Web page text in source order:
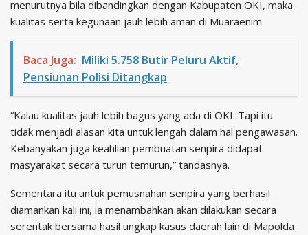
menurutnya bila dibandingkan dengan Kabupaten OKI, maka
kualitas serta kegunaan jauh lebih aman di Muaraenim.
Baca Juga: Miliki 5.758 Butir Peluru Aktif,
Pensiunan Polisi Ditangkap
“Kalau kualitas jauh lebih bagus yang ada di OKI. Tapi itu
tidak menjadi alasan kita untuk lengah dalam hal pengawasan.
Kebanyakan juga keahlian pembuatan senpira didapat
masyarakat secara turun temurun,” tandasnya.
Sementara itu untuk pemusnahan senpira yang berhasil
diamankan kali ini, ia menambahkan akan dilakukan secara
serentak bersama hasil ungkap kasus daerah lain di Mapolda